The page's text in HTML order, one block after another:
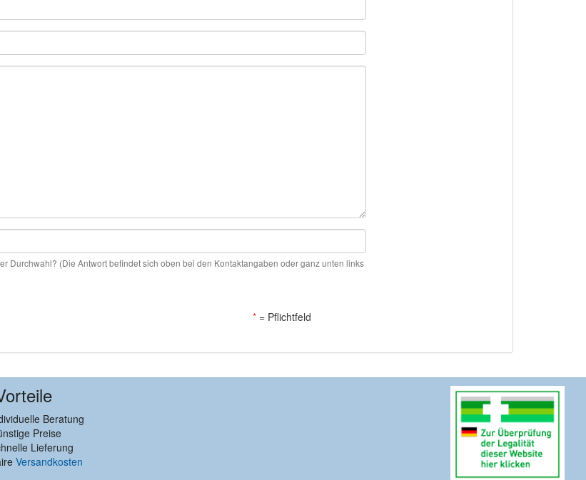
Durchwahl? (Die Antwort befindet sich oben bei den Kontaktangaben oder ganz unten links
*= Pflichtfeld
Beratung
Preise
Lieferung
Versandkosten